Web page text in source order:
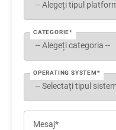
CATEGORIE*
OPERATING SYSTEM*
Mesaj*